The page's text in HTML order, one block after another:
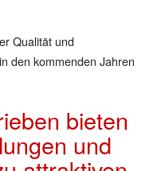
Qualität und
den kommenden Jahren
bieten
und